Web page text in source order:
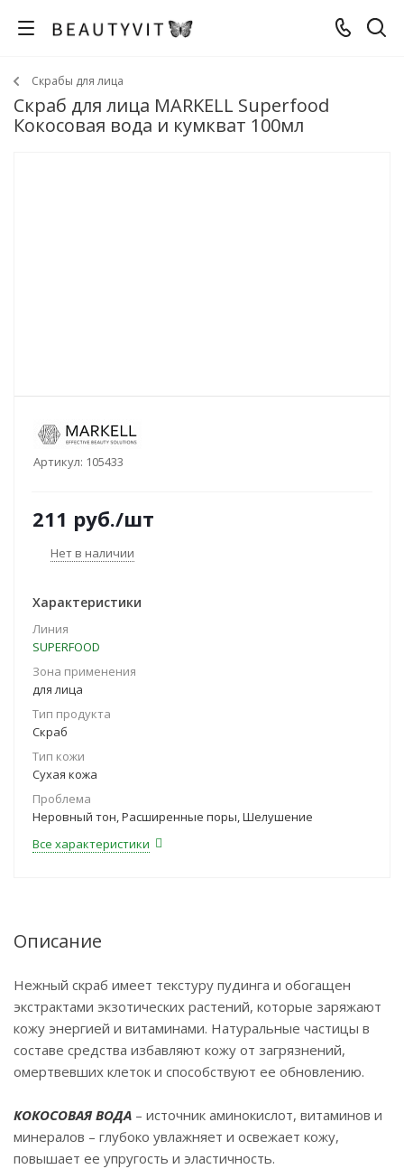
Скрабы для лица
Скраб для лица MARKELL Superfood
Кокосовая вода и кумкват 100мл
Артикул: 105433
211 руб./шт
Нет в наличии
Характеристики
Линия
SUPERFOOD
Зона применения
для лица
Тип продукта
Скраб
Тип кожи
Сухая кожа
Проблема
Неровный тон, Расширенные поры, Шелушение
Все характеристики
Описание
Нежный скраб имеет текстуру пудинга и обогащен
экстрактами экзотических растений, которые заряжают
кожу энергией и витаминами. Натуральные частицы в
составе средства избавляют кожу от загрязнений,
омертвевших клеток и способствуют ее обновлению.
КОКОСОВАЯ ВОДА – источник аминокислот, витаминов и
минералов – глубоко увлажняет и освежает кожу,
повышает ее упругость и эластичность.